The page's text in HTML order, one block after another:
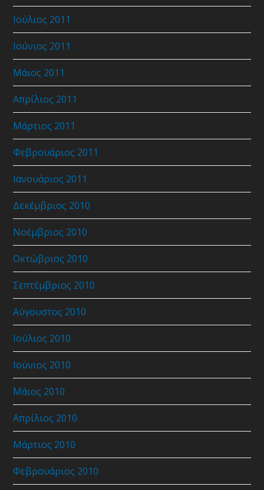
Ιούλιος 2011
Ιούνιος 2011
Μάιος 2011
Απρίλιος 2011
Μάρτιος 2011
Φεβρουάριος 2011
Ιανουάριος 2011
Δεκέμβριος 2010
Νοέμβριος 2010
Οκτώβριος 2010
Σεπτέμβριος 2010
Αύγουστος 2010
Ιούλιος 2010
Ιούνιος 2010
Μάιος 2010
Απρίλιος 2010
Μάρτιος 2010
Φεβρουάριος 2010